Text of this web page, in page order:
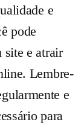
e
pode
site e atrair
Lembre-
e
para